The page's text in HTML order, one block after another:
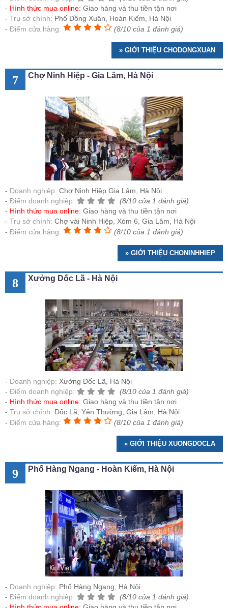
Hình thức mua online: Giao hàng và thu tiền tận nơi
Trụ sở chính: Phố Đồng Xuân, Hoàn Kiếm, Hà Nội
Điểm cửa hàng:
(8/10 của 1 đánh giá)
» GIỚI THIỆU CHODONGXUAN
7 Chợ Ninh Hiệp - Gia Lâm, Hà Nội
Doanh nghiệp: Chợ Ninh Hiệp Gia Lâm, Hà Nội
Điểm doanh nghiệp:
(8/10 của 1 đánh giá)
Hình thức mua online: Giao hàng và thu tiền tận nơi
Trụ sở chính: Chợ vải Ninh Hiệp, Xóm 6, Gia Lâm, Hà Nội
Điểm cửa hàng:
(8/10 của 1 đánh giá)
» GIỚI THIỆU CHONINHHIEP
8 Xưởng Dốc Lã - Hà Nội
Doanh nghiệp: Xưởng Dốc Lã, Hà Nội
Điểm doanh nghiệp:
(8/10 của 1 đánh giá)
Hình thức mua online: Giao hàng và thu tiền tận nơi
Trụ sở chính: Dốc Lã, Yên Thường, Gia Lâm, Hà Nội
Điểm cửa hàng:
(8/10 của 1 đánh giá)
» GIỚI THIỆU XUONGDOCLA
9 Phố Hàng Ngang - Hoàn Kiếm, Hà Nội
Doanh nghiệp: Phố Hàng Ngang, Hà Nội
Điểm doanh nghiệp:
(8/10 của 1 đánh giá)